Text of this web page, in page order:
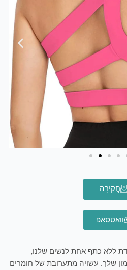
חֲקִירָה
ללא כתף אחת לנשים שלנו,
שלך. עשויה מתערובת של חומרים